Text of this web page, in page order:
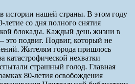
в истории нашей страны. В этом году
летие со дня полного снятия
блокады. Каждый день жизни в
это подвиг. Подвиг, который не
Жителям города пришлось
катастрофической нехватки
страшный голод. Главная
80-летия освобождения